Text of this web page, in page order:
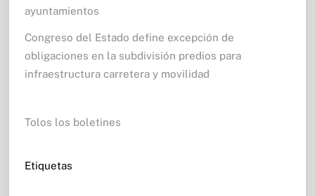
ayuntamientos
Congreso del Estado define excepción de
obligaciones en la subdivisión predios para
infraestructura carretera y movilidad
Tolos los boletines
Etiquetas